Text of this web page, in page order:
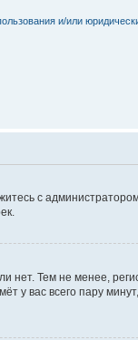
и/или
с
нет. Тем не менее,
у вас всего пару